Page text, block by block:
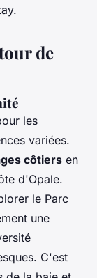
de
les
variées.
côtiers en
d'Opale.
le Parc
une
C'est